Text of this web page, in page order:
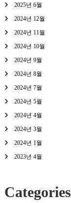
2025년 6월
2024년 12월
2024년 11월
2024년 10월
2024년 9월
2024년 8월
2024년 7월
2024년 5월
2024년 4월
2024년 3월
2024년 1월
2023년 4월
Categories